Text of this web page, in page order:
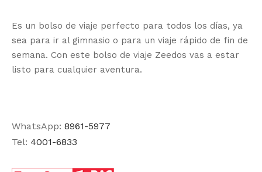
Es un bolso de viaje perfecto para todos los días, ya
sea para ir al gimnasio o para un viaje rápido de fin de
semana. Con este bolso de viaje Zeedos vas a estar
listo para cualquier aventura.
WhatsApp: 8961-5977
Tel: 4001-6833